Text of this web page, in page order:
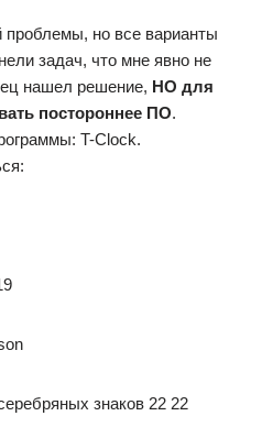
проблемы, но все варианты
задач, что мне явно не
нашел решение, НО для
постороннее ПО.
T-Clock.
знаков 22 22